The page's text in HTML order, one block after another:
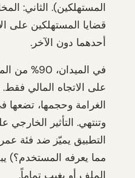
المستهلكين). الثاني:
قضايا المستهلكين على
أحدهما دون الآخر.
في الميدان،
على الاتجاه المالي
الغرامة وحجمها،
وتنتهي. التأثير
التطبيق يميّز ضد فئة
مما يعرفه المستخدم؟)
الملف أو يغيب تماماً.